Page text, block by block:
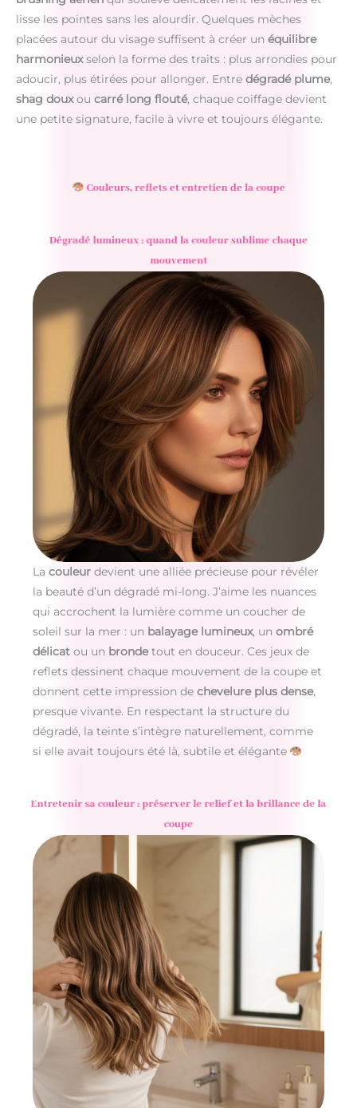
lisse les pointes sans les alourdir. Quelques mèches
placées autour du visage suffisent à créer un équilibre
harmonieuxselon la forme des traits : plus arrondies pour
adoucir, plus étirées pour allonger. Entre dégradé plume,
shag douxou carré long flouté, chaque coiffage devient
une petite signature, facile à vivre et toujours élégante.
Couleurs, reflets et entretien de la coupe
Dégradé lumineux : quand la couleur sublime chaque
mouvement
La couleurdevient une alliée précieuse pour révéler
la beauté d’un dégradé mi-long. J’aime les nuances
qui accrochent la lumière comme un coucher de
soleil sur la mer : un balayage lumineux, un ombré
délicatou un brondetout en douceur. Ces jeux de
reflets dessinent chaque mouvement de la coupe et
donnent cette impression de chevelure plus dense,
presque vivante. En respectant la structure du
dégradé, la teinte s’intègre naturellement, comme
si elle avait toujours été là, subtile et élégante
Entretenir sa couleur : préserver le relief et la brillance de la
coupe